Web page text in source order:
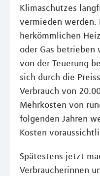
Klimaschutzes
vermieden werden.
herkömmlichen
oder Gas betrieben
von der Teuerung
sich durch die
Verbrauch von
Mehrkosten von
folgenden Jahren
Kosten
Spätestens jetzt
Verbraucherinnen